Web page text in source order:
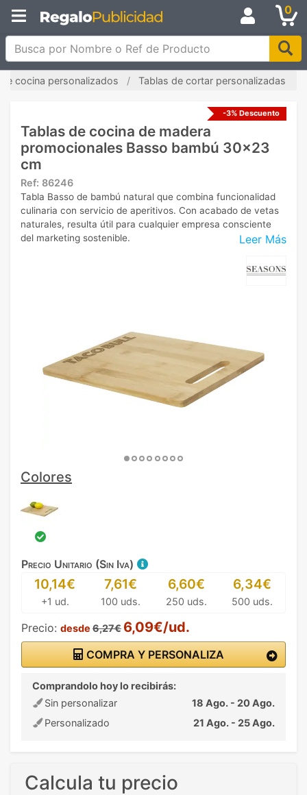
0
Busca por Nombre o Ref de Producto
cocina personalizados Tablas de cortar personalizadas
-3% Descuento
Tablas de cocina de madera
promocionales Basso bambú 30x23
cm
Ref: 86246
Leer Más
Tabla Basso de bambú natural que combina funcionalidad
culinaria con servicio de aperitivos. Con acabado de vetas
naturales, resulta útil para cualquier empresa consciente
del marketing sostenible.
Colores
Precio Unitario (Sin Iva)
10,14€
+1 ud.
7,61€
100 uds.
6,60€
250 uds.
6,34€
500 uds.
Precio: desde 6,27€ 6,09€/ud.
COMPRA Y PERSONALIZA
Comprandolo hoy lo recibirás:
Sin personalizar
18 Ago. - 20 Ago.
Personalizado
21 Ago. - 25 Ago.
Calcula tu precio